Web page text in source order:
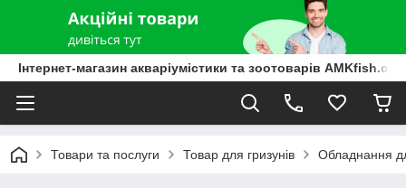
Інтернет-магазин акваріумістики та зоотоварів AMKfish.com
Товари та послуги Товар для гризунів Обладнання